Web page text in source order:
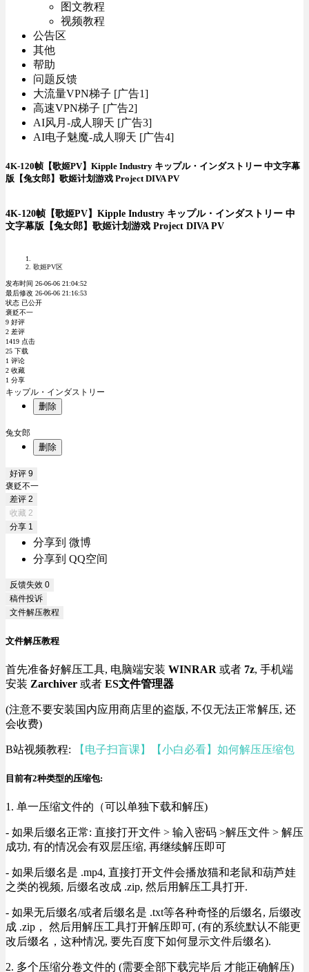
图文教程
视频教程
公告区
其他
帮助
问题反馈
大流量VPN梯子 [广告1]
高速VPN梯子 [广告2]
AI风月-成人聊天 [广告3]
AI电子魅魔-成人聊天 [广告4]
4K-120帧【歌姬PV】Kipple Industry キップル・インダストリー 中文字幕
版【兔女郎】歌姬计划游戏 Project DIVA PV
4K-120帧【歌姬PV】Kipple Industry キップル・インダストリー 中
文字幕版【兔女郎】歌姬计划游戏 Project DIVA PV
歌姬PV区
发布时间 26-06-06 21:04:52
最后修改 26-06-06 21:16:53
状态 已公开
褒贬不一
9 好评
2 差评
1419 点击
25 下载
1 评论
2 收藏
1 分享
キップル・インダストリー
删除
兔女郎
删除
好评 9
褒贬不一
差评 2
收藏 2
分享 1
分享到 微博
分享到 QQ空间
反馈失效 0
稿件投诉
文件解压教程
文件解压教程
首先准备好解压工具, 电脑端安装 WINRAR 或者 7z, 手机端
安装 Zarchiver 或者 ES文件管理器
(注意不要安装国内应用商店里的盗版, 不仅无法正常解压, 还
会收费)
B站视频教程: 【电子扫盲课】【小白必看】如何解压压缩包
目前有2种类型的压缩包:
1. 单一压缩文件的（可以单独下载和解压)
- 如果后缀名正常: 直接打开文件 > 输入密码 >解压文件 > 解压
成功, 有的情况会有双层压缩, 再继续解压即可
- 如果后缀名是 .mp4, 直接打开文件会播放猫和老鼠和葫芦娃
之类的视频, 后缀名改成 .zip, 然后用解压工具打开.
- 如果无后缀名/或者后缀名是 .txt等各种奇怪的后缀名, 后缀改
成 .zip， 然后用解压工具打开解压即可, (有的系统默认不能更
改后缀名，这种情况, 要先百度下如何显示文件后缀名).
2. 多个压缩分卷文件的 (需要全部下载完毕后 才能正确解压)